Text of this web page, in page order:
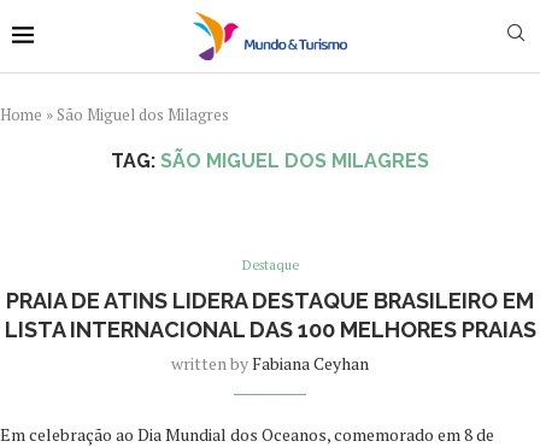
Home » São Miguel dos Milagres
TAG: SÃO MIGUEL DOS MILAGRES
Destaque
PRAIA DE ATINS LIDERA DESTAQUE BRASILEIRO EM
LISTA INTERNACIONAL DAS 100 MELHORES PRAIAS
written byFabiana Ceyhan
Em celebração ao Dia Mundial dos Oceanos, comemorado em 8 de